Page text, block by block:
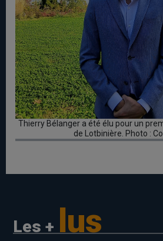
Thierry Bélanger a été élu pour un
de Lotbinière. Photo :
Les + lus